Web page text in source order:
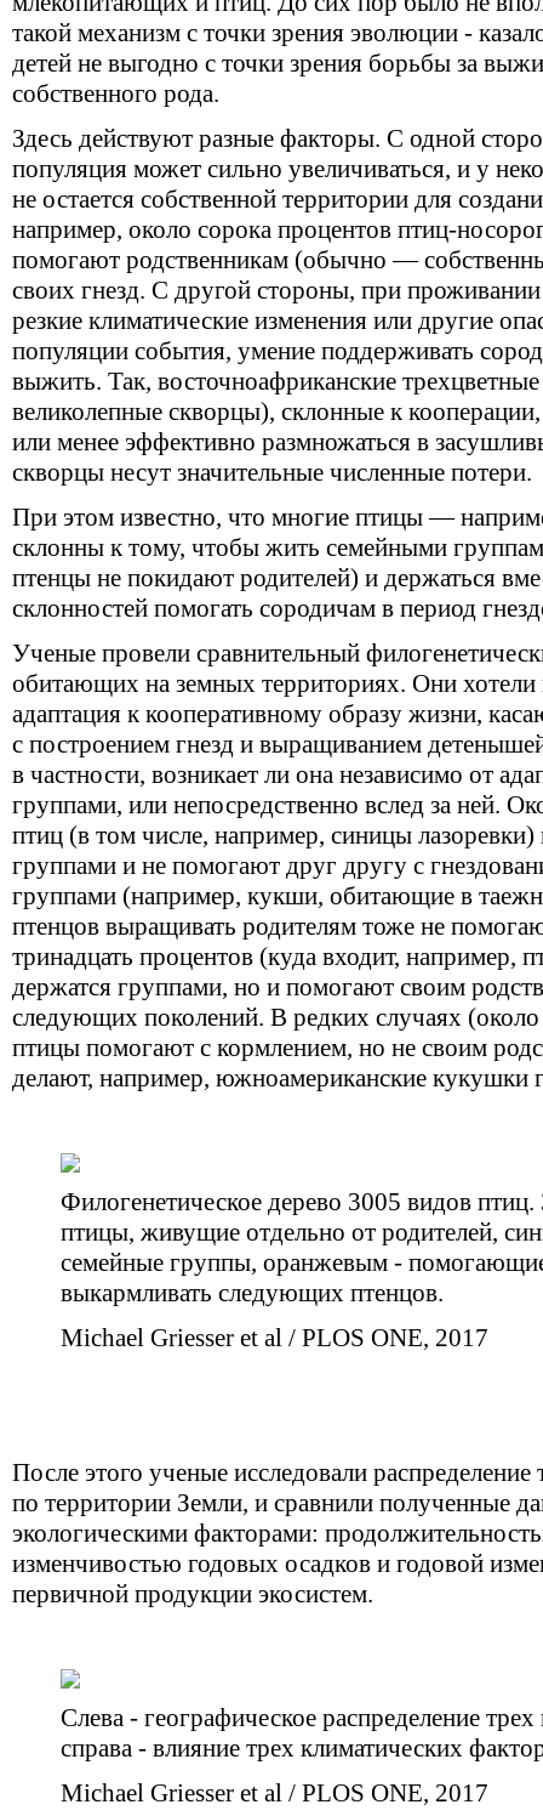
такой механизм с точки зрения эволюции -
детей не выгодно с точки зрения борьбы за
собственного рода.
Здесь действуют разные факторы. С одной
популяция может сильно увеличиваться, и у
не остается собственной территории для
например, около сорока процентов птиц-
помогают родственникам (обычно —
своих гнезд. С другой стороны, при
резкие климатические изменения или другие
популяции события, умение поддерживать
выжить. Так, восточноафриканские
великолепные скворцы), склонные к
или менее эффективно размножаться в
скворцы несут значительные численные потери.
При этом известно, что многие птицы —
склонны к тому, чтобы жить семейными
птенцы не покидают родителей) и держаться
склонностей помогать сородичам в период
Ученые провели сравнительный
обитающих на земных территориях. Они хотели
адаптация к кооперативному образу жизни,
с построением гнезд и выращиванием
в частности, возникает ли она независимо от
группами, или непосредственно вслед за ней.
птиц (в том числе, например, синицы
группами и не помогают друг другу с
группами (например, кукши, обитающие в
птенцов выращивать родителям тоже не
тринадцать процентов (куда входит, например,
держатся группами, но и помогают своим
следующих поколений. В редких случаях
птицы помогают с кормлением, но не своим
делают, например, южноамериканские кукушки
Филогенетическое дерево 3005 видов
птицы, живущие отдельно от родителей,
семейные группы, оранжевым -
выкармливать следующих птенцов.
Michael Griesser et al / PLOS ONE, 2017
После этого ученые исследовали распределение
по территории Земли, и сравнили полученные
экологическими факторами:
изменчивостью годовых осадков и годовой
первичной продукции экосистем.
Слева - географическое распределение
справа - влияние трех климатических
Michael Griesser et al / PLOS ONE, 2017